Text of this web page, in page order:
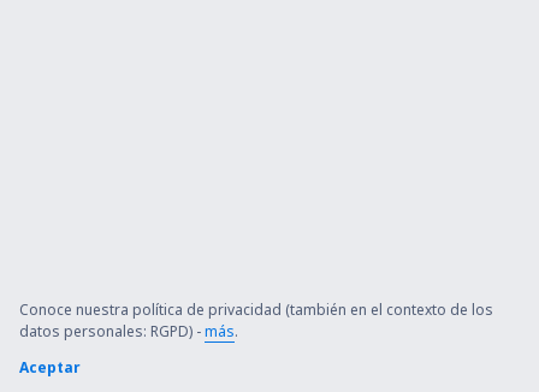
Conoce nuestra política de privacidad (también en el contexto de los
datos personales: RGPD) -más.
Aceptar